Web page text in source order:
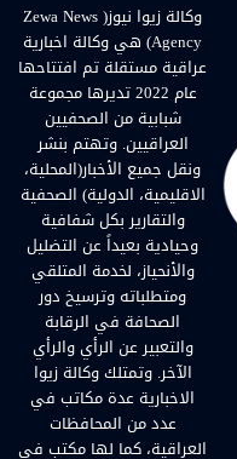
وكالة زيوا نيوز( Zewa News
Agency) هي وكالة اخبارية
عراقية مستقلة تم افتتاحها
عام 2022 تديرها مجموعة
شبابية من الصحفيين
العراقيين. وتهتم بنشر
ونقل جميع الأخبار(المحلية،
الاقليمية، الدولية) الصحفية
والتقارير بكل شفافية
وحيادية بعيداً عن التضليل
والأنحياز، لخدمة المتلقي
ومتطلباته وترسيخ دور
الصحافة في الرقابة
والتعبير عن الرأي والرأي
الآخر. وتمتلك وكالة زيوا
الاخبارية عدة مكاتب في
عدد من المحافظات
العراقية، كما لها مكتب في